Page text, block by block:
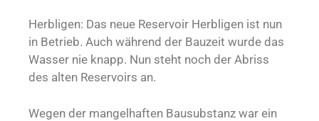
Herbligen: Das neue Reservoir Herbligen ist nun
in Betrieb. Auch während der Bauzeit wurde das
Wasser nie knapp. Nun steht noch der Abriss
des alten Reservoirs an.
Wegen der mangelhaften Bausubstanz war ein